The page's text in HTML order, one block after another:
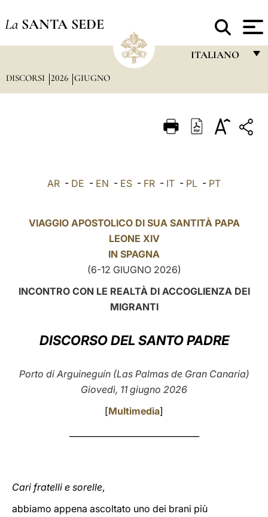
La SANTA SEDE
ITALIANO
ITALIANO
POLSKI
LATINE
DISCORSI 2026 GIUGNO
AR - DE - EN - ES - FR - IT - PL - PT
VIAGGIO APOSTOLICO DI SUA SANTITÀ PAPA
LEONE XIV
IN SPAGNA
(6-12 GIUGNO 2026)
INCONTRO CON LE REALTÀ DI ACCOGLIENZA DEI
MIGRANTI
DISCORSO DEL SANTO PADRE
Porto di Arguineguín (Las Palmas de Gran Canaria)
Giovedì, 11 giugno 2026
[Multimedia]
Cari fratelli e sorelle,
abbiamo appena ascoltato uno dei brani più